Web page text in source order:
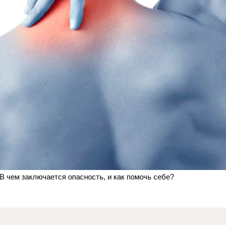
чем заключается опасность, и как помочь себе?